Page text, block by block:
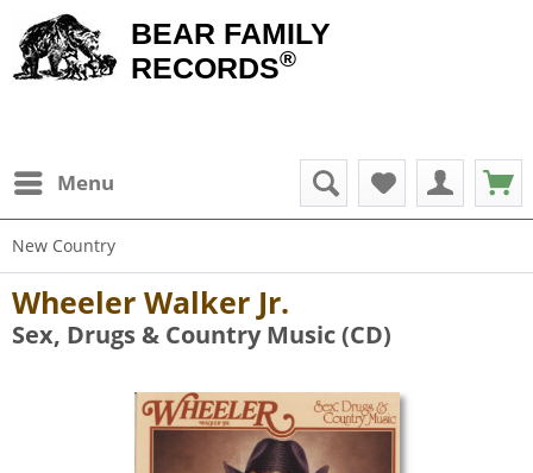
BEAR FAMILY
RECORDS®
Menu
New Country
Wheeler Walker Jr.
Sex, Drugs & Country Music (CD)